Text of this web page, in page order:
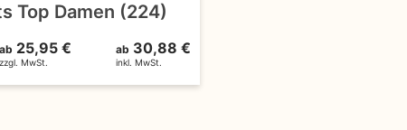
Top Damen (224)
ab 25,95 €
zzgl. MwSt.
ab 30,88 €
inkl. MwSt.